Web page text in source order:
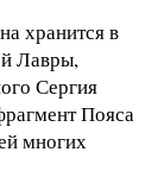
хранится в
Лавры,
Сергия
Пояса
многих